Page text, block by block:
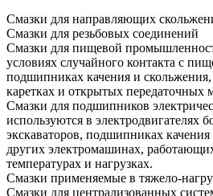
Смазки для направляющих
Смазки для резьбовых соединений
Смазки для пищевой
условиях случайного контакта с
подшипниках качения и скольжения,
каретках и открытых передаточных
Смазки для подшипников
используются в электродвигателях
экскаваторов, подшипниках качения
других электромашинах,
температурах и нагрузках.
Смазки применяемые в тяжело-
Смазки для централизованных